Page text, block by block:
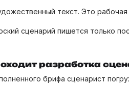
текст. Это
сценарий пишется только
разработка
брифа сценарист